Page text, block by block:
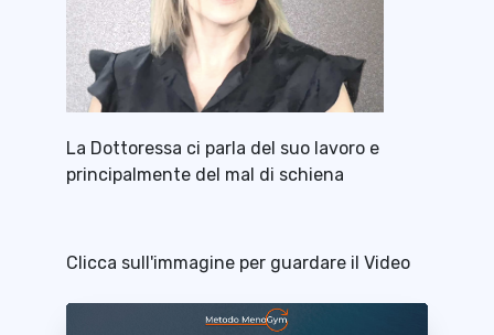
La Dottoressa ci parla del suo lavoro e
principalmente del mal di schiena
Clicca sull'immagine per guardare il Video